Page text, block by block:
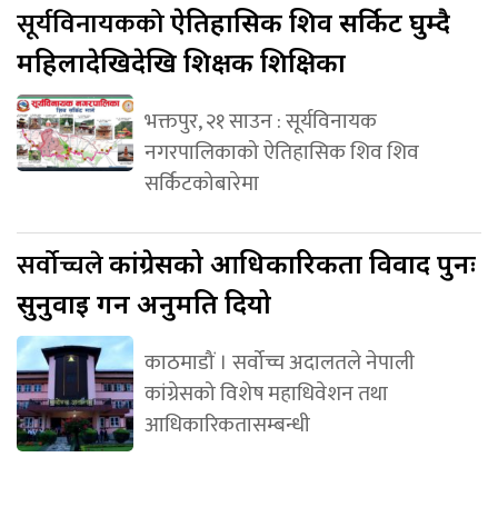
सूर्यविनायककोऐतिहासिक शिव सर्किट घुम्दै
महिलादेखिदेखि शिक्षक शिक्षिका
भक्तपुर, २१ साउन : सूर्यविनायक
नगरपालिकाको ऐतिहासिक शिव शिव
सर्किटकोबारेमा
सर्वोच्चलेकांग्रेसको आधिकारिकता विवाद पुनः
सुनुवाइ गर्न अनुमति दियो
काठमाडौं । सर्वोच्च अदालतले नेपाली
कांग्रेसको विशेष महाधिवेशन तथा
आधिकारिकतासम्बन्धी